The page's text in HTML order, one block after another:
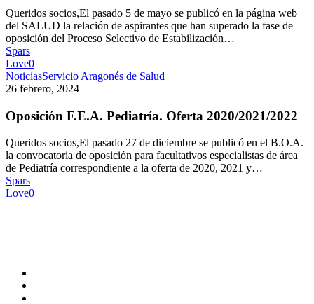
Queridos socios,El pasado 5 de mayo se publicó en la página web
del SALUD la relación de aspirantes que han superado la fase de
oposición del Proceso Selectivo de Estabilización…
Spars
Love0
NoticiasServicio Aragonés de Salud
26 febrero, 2024
Oposición F.E.A. Pediatría. Oferta 2020/2021/2022
Queridos socios,El pasado 27 de diciembre se publicó en el B.O.A.
la convocatoria de oposición para facultativos especialistas de área
de Pediatría correspondiente a la oferta de 2020, 2021 y…
Spars
Love0